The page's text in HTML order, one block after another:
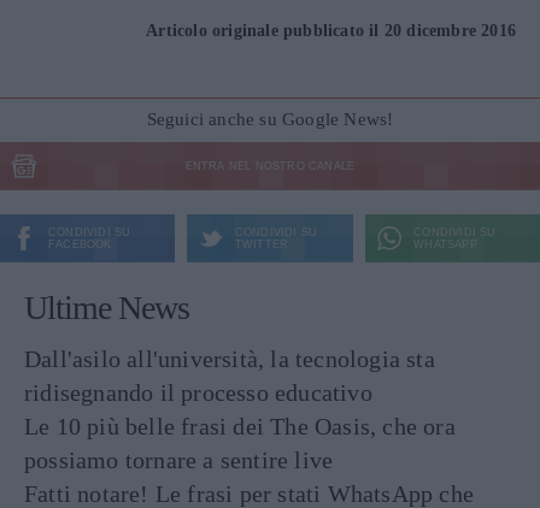
Articolo originale pubblicato il 20 dicembre 2016
Seguici anche su Google News!
ENTRA NEL NOSTRO CANALE
CONDIVIDI SU
FACEBOOK
CONDIVIDI SU
TWITTER
CONDIVIDI SU
WHATSAPP
Ultime News
Dall'asilo all'università, la tecnologia sta
ridisegnando il processo educativo
Le 10 più belle frasi dei The Oasis, che ora
possiamo tornare a sentire live
Fatti notare! Le frasi per stati WhatsApp che